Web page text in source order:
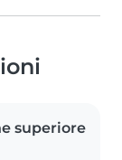
superiore